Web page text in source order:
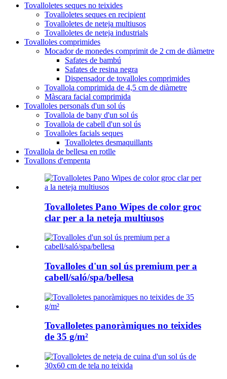
Tovalloletes seques no teixides
Tovalloletes seques en recipient
Tovalloletes de neteja multiusos
Tovalloletes de neteja industrials
Tovalloles comprimides
Mocador de monedes comprimit de 2 cm de diàmetre
Safates de bambú
Safates de resina negra
Dispensador de tovalloles comprimides
Tovallola comprimida de 4,5 cm de diàmetre
Màscara facial comprimida
Tovalloles personals d'un sol ús
Tovallola de bany d'un sol ús
Tovallola de cabell d'un sol ús
Tovalloles facials seques
Tovalloletes desmaquillants
Tovallola de bellesa en rotlle
Tovallons d'empenta
Tovalloletes Pano Wipes de color groc
clar per a la neteja multiusos
Tovalloles d'un sol ús premium per a
cabell/saló/spa/bellesa
Tovalloletes panoràmiques no teixides
de 35 g/m²